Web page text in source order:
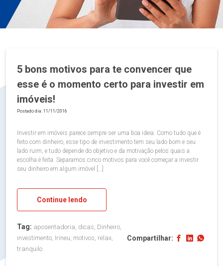
5 bons motivos para te convencer que
esse é o momento certo para investir em
imóveis!
Postado dia: 11/11/2016
Investir em imóveis parece sempre ser uma boa ideia. Como tudo que é
feito com dinheiro, esse tipo de investimento tem seu lado bom e seu
lado ruim, e tudo depende do objetivo e da motivação pelos quais a
escolha é feita. Separamos cinco motivos para você começar a investir
seu dinheiro em algum imóvel […]
Continue lendo
Tag: aposentadoria, dicas, Dinheiro,
investimento, Irineu, motivos, relax,
tranquilo
Compartilhar: